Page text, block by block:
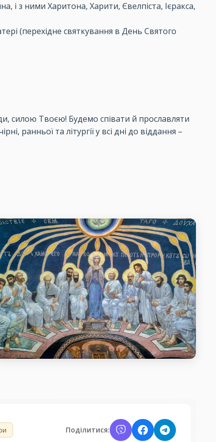
і з ними Харитона, Харити, Євелпіста, Ієракса,
(перехідне святкування в День Святого
силою Твоєю! Будемо співати й прославляти
ранньої та літургії у всі дні до віддання –
Поділитися: